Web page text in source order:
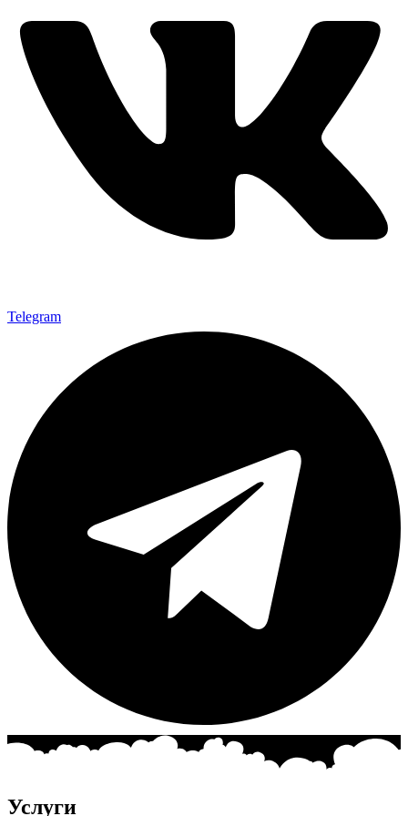
Telegram
Услуги